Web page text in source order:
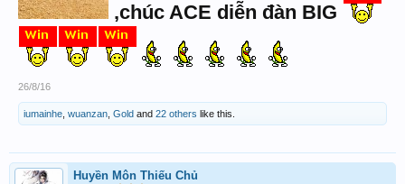
,chúc ACE diễn đàn BIG
26/8/16
iumainhe wuanzan Gold and 22 others like this.
Huyền Môn Thiếu Chủ